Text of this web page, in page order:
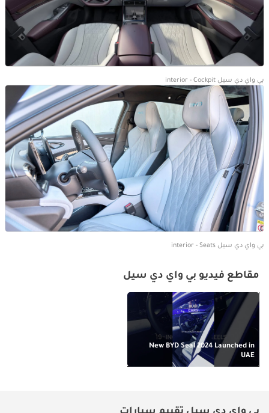
بي واي دي سيل interior - Cockpit
بي واي دي سيل interior - Seats
مقاطع فيديو بي واي دي سيل
New BYD Seal 2024 Launched in
UAE